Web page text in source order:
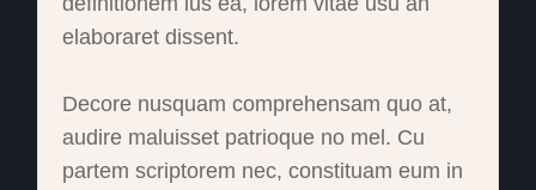
elaboraret dissent.
Decore nusquam comprehensam quo at,
audire maluisset patrioque no mel. Cu
partem scriptorem nec, constituam eum in